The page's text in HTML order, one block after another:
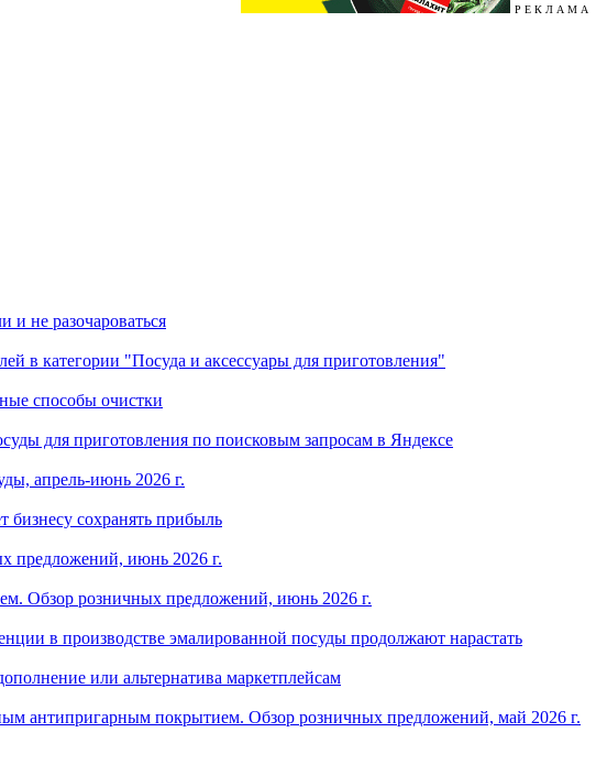
Р Е К Л А М А
не разочароваться
в категории "Посуда и аксессуары для приготовления"
способы очистки
для приготовления по поисковым запросам в Яндексе
апрель-июнь 2026 г.
сохранять прибыль
предложений, июнь 2026 г.
Обзор розничных предложений, июнь 2026 г.
в производстве эмалированной посуды продолжают нарастать
или альтернатива маркетплейсам
антипригарным покрытием. Обзор розничных предложений, май 2026 г.